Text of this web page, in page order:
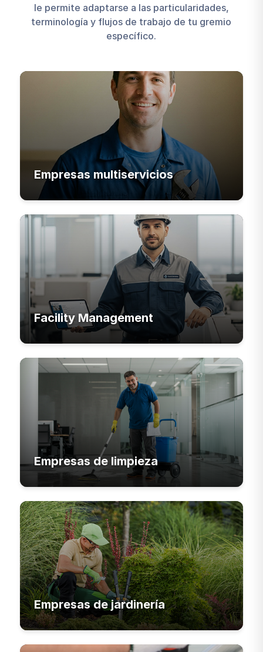
le permite adaptarse a las particularidades,
terminología y flujos de trabajo de tu gremio
específico.
Empresas multiservicios
Facility Management
Empresas de limpieza
Empresas de jardinería